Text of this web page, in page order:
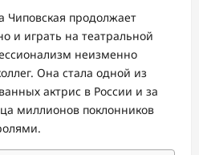
продолжает
и играть на театральной
неизменно
Она стала одной из
актрис в России и за
миллионов поклонников